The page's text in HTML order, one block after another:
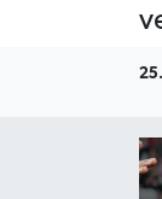
Kültür &
Haber